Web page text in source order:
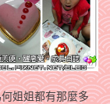
姐姐都有那麼多